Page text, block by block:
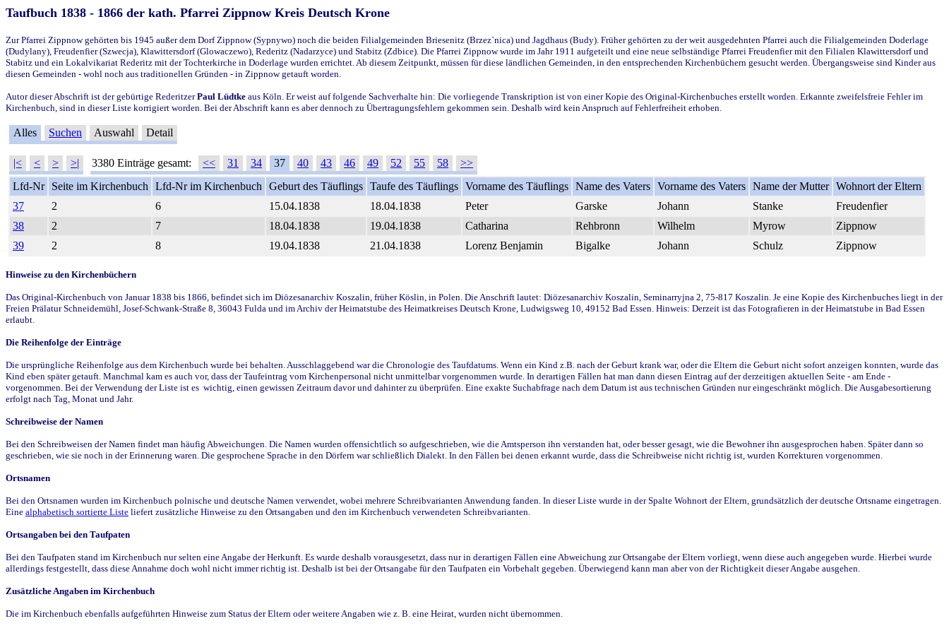
Taufbuch 1838 - 1866 der kath. Pfarrei Zippnow Kreis Deutsch Krone
Zur Pfarrei Zippnow gehörten bis 1945 außer dem Dorf Zippnow (Sypnywo) noch die beiden Filialgemeinden Briesenitz (Brzez`nica) und Jagdhaus (Budy). Früher gehörten zu der weit ausgedehnten Pfarrei auch die Filialgemeinden Doderlage
(Dudylany), Freudenfier (Szwecja), Klawittersdorf (Glowaczewo), Rederitz (Nadarzyce) und Stabitz (Zdbice). Die Pfarrei Zippnow wurde im Jahr 1911 aufgeteilt und eine neue selbständige Pfarrei Freudenfier mit den Filialen Klawittersdorf und
Stabitz und ein Lokalvikariat Rederitz mit der Tochterkirche in Doderlage wurden errichtet. Ab diesem Zeitpunkt, müssen für diese ländlichen Gemeinden, in den entsprechenden Kirchenbüchern gesucht werden. Übergangsweise sind Kinder aus
diesen Gemeinden - wohl noch aus traditionellen Gründen - in Zippnow getauft worden.
Autor dieser Abschrift ist der gebürtige RederitzerPaul Lüdtke aus Köln. Er weist auf folgende Sachverhalte hin: Die vorliegende Transkription ist von einer Kopie des Original-Kirchenbuches erstellt worden. Erkannte zweifelsfreie Fehler im
Kirchenbuch, sind in dieser Liste korrigiert worden. Bei der Abschrift kann es aber dennoch zu Übertragungsfehlern gekommen sein. Deshalb wird kein Anspruch auf Fehlerfreiheit erhoben.
Alles Suchen Auswahl Detail
|< < > >| 3380 Einträge gesamt: << 31 34 37 40 43 46 49 52 55 58
>>
Lfd-Nr
Seite im Kirchenbuch Lfd-Nr im Kirchenbuch Geburt des Täuflings Taufe des Täuflings Vorname des Täuflings Name des Vaters Vorname des Vaters Name der Mutter Wohnort der Eltern
37
2 6 15.04.1838 18.04.1838 Peter Garske Johann Stanke
Freudenfier
38
2 7 18.04.1838 19.04.1838 Catharina Rehbronn Wilhelm Myrow
Zippnow
39
2 8 19.04.1838 21.04.1838 Lorenz Benjamin Bigalke Johann Schulz Zippnow
Hinweise zu den Kirchenbüchern
Das Original-Kirchenbuch von Januar 1838 bis 1866, befindet sich im Diözesanarchiv Koszalin, früher Köslin, in Polen. Die Anschrift lautet: Diözesanarchiv Koszalin, Seminarryjna 2, 75-817 Koszalin. Je eine Kopie des Kirchenbuches liegt in der
Freien Prälatur Schneidemühl, Josef-Schwank-Straße 8, 36043 Fulda und im Archiv der Heimatstube des Heimatkreises Deutsch Krone, Ludwigsweg 10, 49152 Bad Essen. Hinweis: Derzeit ist das Fotografieren in der Heimatstube in Bad Essen
erlaubt.
Die Reihenfolge der Einträge
Die ursprüngliche Reihenfolge aus dem Kirchenbuch wurde bei behalten. Ausschlaggebend war die Chronologie des Taufdatums. Wenn ein Kind z.B. nach der Geburt krank war, oder die Eltern die Geburt nicht sofort anzeigen konnten, wurde das
Kind eben später getauft. Manchmal kam es auch vor, dass der Taufeintrag vom Kirchenpersonal nicht unmittelbar vorgenommen wurde. In derartigen Fällen hat man dann diesen Eintrag auf der derzeitigen aktuellen Seite - am Ende -
vorgenommen. Bei der Verwendung der Liste ist es wichtig, einen gewissen Zeitraum davor und dahinter zu überprüfen. Eine exakte Suchabfrage nach dem Datum ist aus technischen Gründen nur eingeschränkt möglich. Die Ausgabesortierung
erfolgt nach Tag, Monat und Jahr.
Schreibweise der Namen
Bei den Schreibweisen der Namen findet man häufig Abweichungen. Die Namen wurden offensichtlich so aufgeschrieben, wie die Amtsperson ihn verstanden hat, oder besser gesagt, wie die Bewohner ihn ausgesprochen haben. Später dann so
geschrieben, wie sie noch in der Erinnerung waren. Die gesprochene Sprache in den Dörfern war schließlich Dialekt. In den Fällen bei denen erkannt wurde, dass die Schreibweise nicht richtig ist, wurden Korrekturen vorgenommen.
Ortsnamen
Bei den Ortsnamen wurden im Kirchenbuch polnische und deutsche Namen verwendet, wobei mehrere Schreibvarianten Anwendung fanden. In dieser Liste wurde in der Spalte Wohnort der Eltern, grundsätzlich der deutsche Ortsname eingetragen.
Eine alphabetisch sortierte Liste liefert zusätzliche Hinweise zu den Ortsangaben und den im Kirchenbuch verwendeten Schreibvarianten.
Ortsangaben bei den Taufpaten
Bei den Taufpaten stand im Kirchenbuch nur selten eine Angabe der Herkunft. Es wurde deshalb vorausgesetzt, dass nur in derartigen Fällen eine Abweichung zur Ortsangabe der Eltern vorliegt, wenn diese auch angegeben wurde. Hierbei wurde
allerdings festgestellt, dass diese Annahme doch wohl nicht immer richtig ist. Deshalb ist bei der Ortsangabe für den Taufpaten ein Vorbehalt gegeben. Überwiegend kann man aber von der Richtigkeit dieser Angabe ausgehen.
Zusätzliche Angaben im Kirchenbuch
Die im Kirchenbuch ebenfalls aufgeführten Hinweise zum Status der Eltern oder weitere Angaben wie z. B. eine Heirat, wurden nicht übernommen.